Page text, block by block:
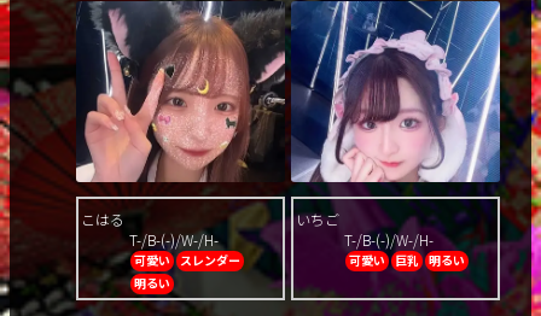
こはる
T-/B-(-)/W-/H-
可愛い
スレンダー
明るい
いちご
T-/B-(-)/W-/H-
可愛い 巨乳 明るい